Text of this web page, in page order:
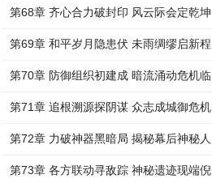
第68章 齐心合力破封印 风云际会定乾坤
第69章 和平岁月隐患伏 未雨绸缪启新程
第70章 防御组织初建成 暗流涌动危机临
第71章 追根溯源探阴谋 众志成城御危机
第72章 力破神器黑暗局 揭秘幕后神秘人
第73章 各方联动寻敌踪 神秘遗迹现端倪